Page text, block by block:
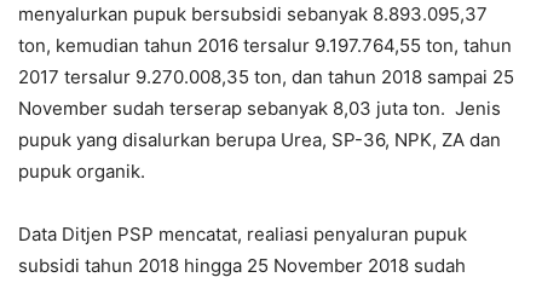
menyalurkan pupuk bersubsidi sebanyak 8.893.095,37
ton, kemudian tahun 2016 tersalur 9.197.764,55 ton, tahun
2017 tersalur 9.270.008,35 ton, dan tahun 2018 sampai 25
November sudah terserap sebanyak 8,03 juta ton. Jenis
pupuk yang disalurkan berupa Urea, SP-36, NPK, ZA dan
pupuk organik.
Data Ditjen PSP mencatat, realiasi penyaluran pupuk
subsidi tahun 2018 hingga 25 November 2018 sudah